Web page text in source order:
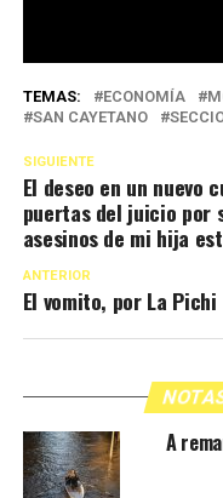
TEMAS: ECONOMÍA
SAN CAYETANO
SIGUIENTE
El deseo en un nuevo
puertas del juicio por
asesinos de mi hija
ANTERIOR
El vomito, por La Pichi
A